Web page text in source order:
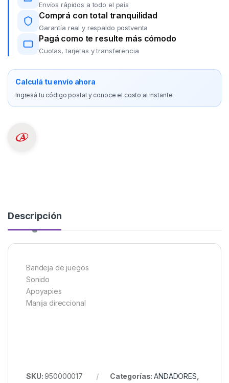
Envíos rápidos a todo el país
Comprá con total tranquilidad
Garantía real y respaldo postventa
Pagá como te resulte más cómodo
Cuotas, tarjetas y transferencia
Calculá tu envío ahora
Ingresá tu código postal y conoce el costo al instante
Descripción
Bandeja de juegos
Sonido
Apoyapies
Manija direccional
SKU:950000017 Categorías:ANDADORES